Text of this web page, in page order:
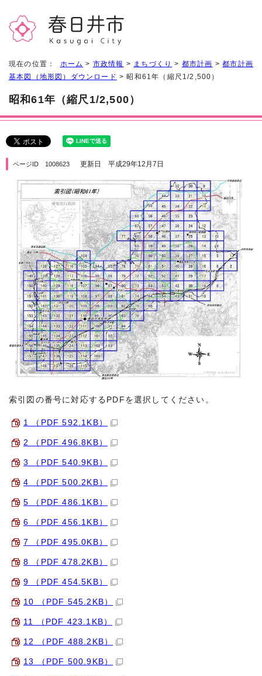
現在の位置： ホーム > 市政情報 > まちづくり > 都市計画 >都市計画
基本図（地形図）ダウンロード > 昭和61年（縮尺1/2,500）
昭和61年（縮尺1/2,500）
ページID 1008623 更新日 平成29年12月7日
索引図の番号に対応するPDFを選択してください。
1 （PDF 592.1KB）
2 （PDF 496.8KB）
3 （PDF 540.9KB）
4 （PDF 500.2KB）
5 （PDF 486.1KB）
6 （PDF 456.1KB）
7 （PDF 495.0KB）
8 （PDF 478.2KB）
9 （PDF 454.5KB）
10 （PDF 545.2KB）
11 （PDF 423.1KB）
12 （PDF 488.2KB）
13 （PDF 500.9KB）